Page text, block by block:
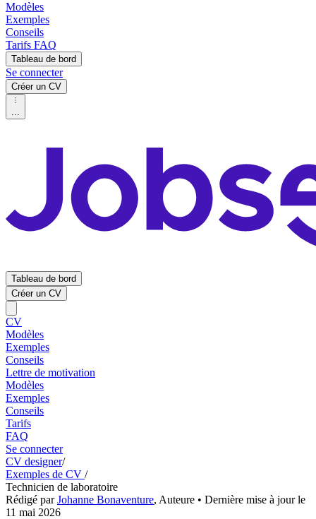
Modèles
Exemples
Conseils
Tarifs FAQ
Tableau de bord
Se connecter
Créer un CV
...
Tableau de bord
Créer un CV
CV
Modèles
Exemples
Conseils
Lettre de motivation
Modèles
Exemples
Conseils
Tarifs
FAQ
Se connecter
CV designer/
Exemples de CV /
Technicien de laboratoire
Rédigé parJohanne Bonaventure, Auteure • Dernière mise à jour le
11 mai 2026